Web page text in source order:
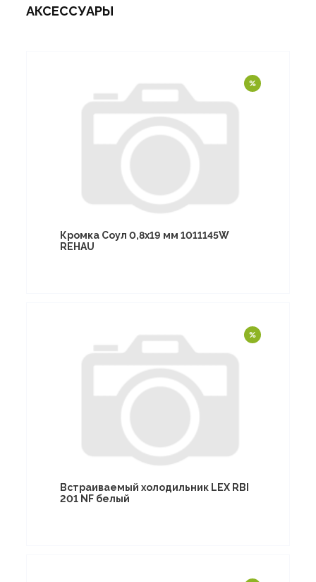
АКСЕССУАРЫ
Кромка Соул 0,8х19 мм 1011145W
REHAU
Встраиваемый холодильник LEX RBI
201 NF белый